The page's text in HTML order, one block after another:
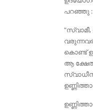
പറഞ്ഞു :
കൊണ്ട്
ആ